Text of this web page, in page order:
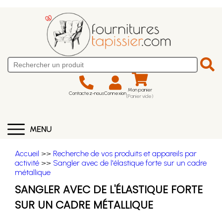
Contactez-nousConnexion Mon panier
(Panier vide)
MENU
Accueil >> Recherche de vos produits et appareils par
activité >> Sangler avec de l'élastique forte sur un cadre
métallique
SANGLER AVEC DE L'ÉLASTIQUE FORTE
SUR UN CADRE MÉTALLIQUE